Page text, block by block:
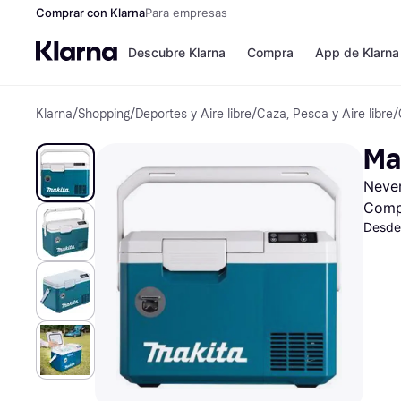
Comprar con KlarnaPara empresas
Descubre Klarna
Formas de
Paga ahora
Paga en 3 plazos
Paga en 30 días
Financiación
Klarna en Apple
Compra
Tiendas
Zalando
Zara
JD Sports
App de Klarna
Klarna/Shopping/Deportes y Aire libre/Caza, Pesca y Aire libre/